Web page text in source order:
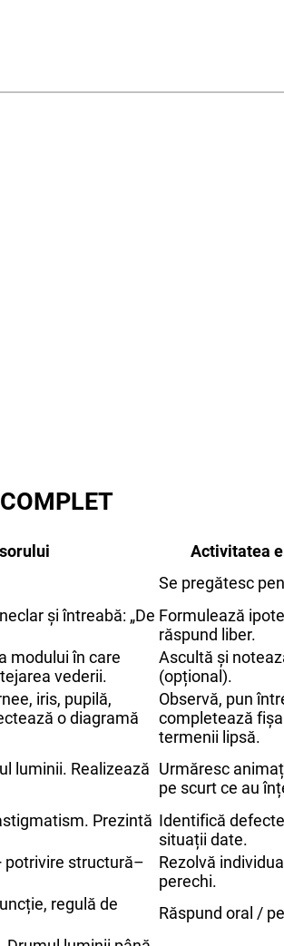
Activitatea
Se pregătesc
și întreabă: „De Formulează
răspund liber.
modului în care
vederii.
Ascultă și
(opțional).
iris, pupilă,
o diagramă
Observă, pun
completează
termenii lipsă.
luminii. Realizează Urmăresc
pe scurt ce au
Prezintă Identifică
situații date.
potrivire structură–
Rezolvă
perechi.
regulă de
Răspund oral /